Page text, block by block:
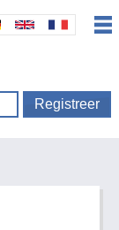
Registreer